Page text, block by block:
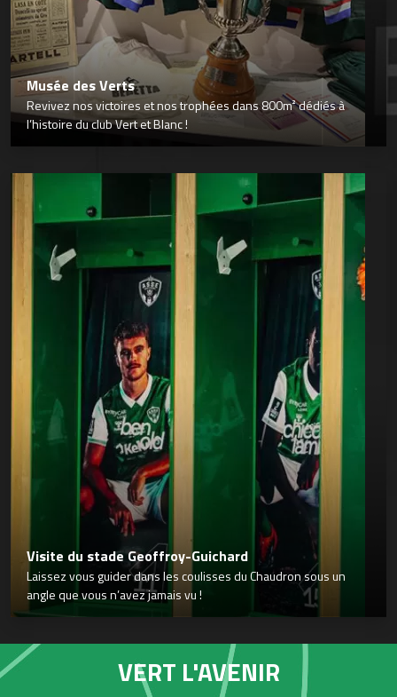
Musée des Verts
Revivez nos victoires et nos trophées dans 800m² dédiés à
l’histoire du club Vert et Blanc !
Visite du stade Geoffroy-Guichard
Laissez vous guider dans les coulisses du Chaudron sous un
angle que vous n’avez jamais vu !
VERT L'AVENIR